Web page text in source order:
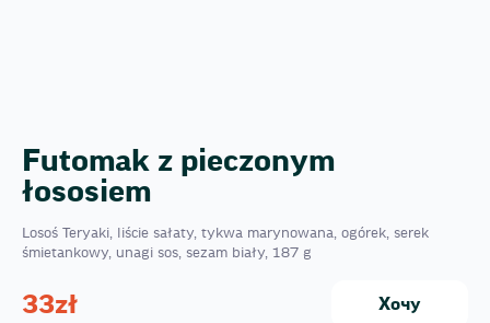
Futomak z pieczonym
łososiem
Losoś Teryaki, liście sałaty, tykwa marynowana, ogórek, serek
śmietankowy, unagi sos, sezam biały, 187 g
33zł Хочу